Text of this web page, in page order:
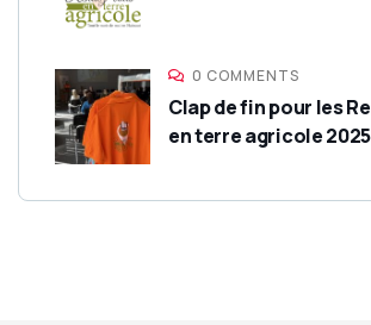
0 COMMENTS
Clap de fin pour les
en terre agricole